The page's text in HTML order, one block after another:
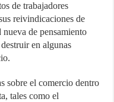
de trabajadores
reivindicaciones de
de pensamiento
en algunas
sobre el comercio dentro
tales como el